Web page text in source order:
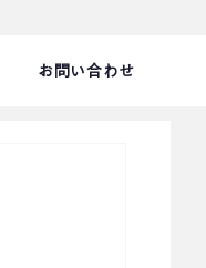
お問い合わせ